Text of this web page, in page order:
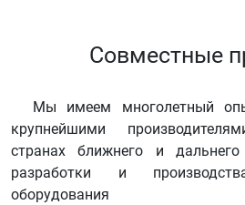
Совместные
Мы имеем многолетный
крупнейшими
странах ближнего и
разработки и
оборудования